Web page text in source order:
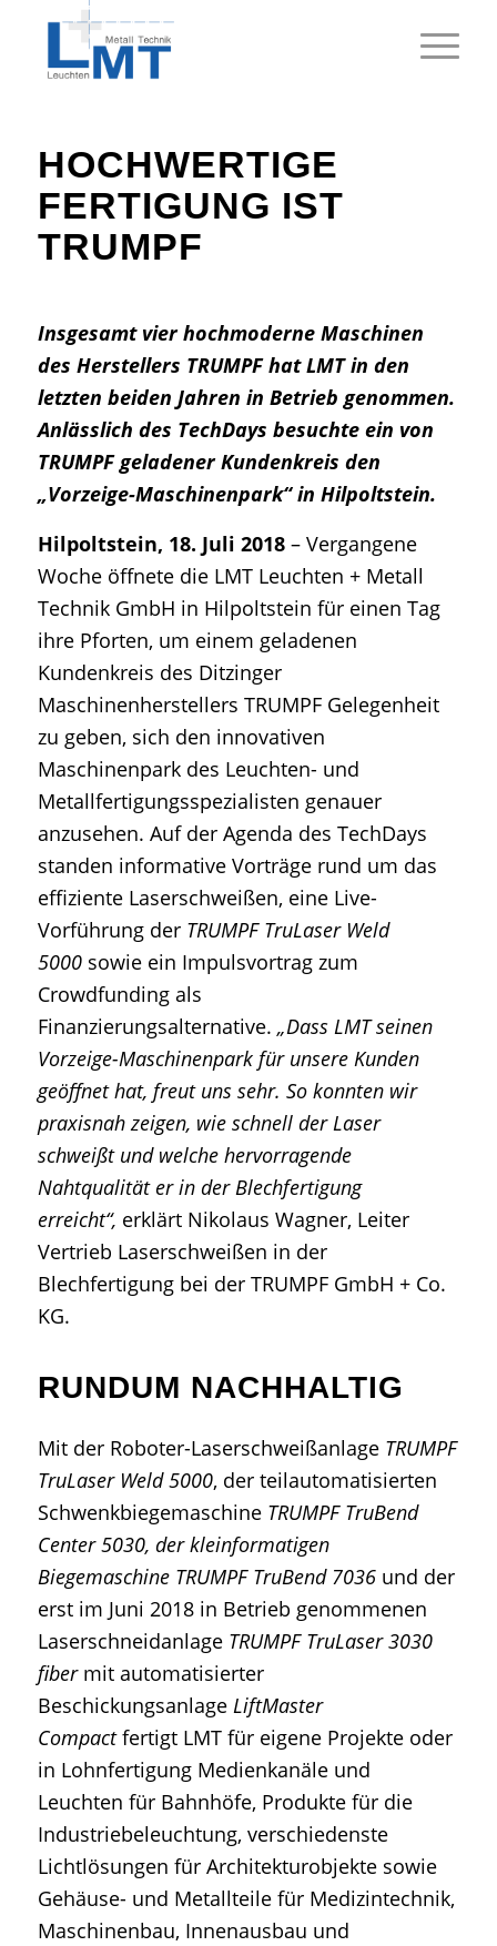
HOCHWERTIGE
FERTIGUNG IST
TRUMPF
Insgesamt vier hochmoderne Maschinen
des Herstellers TRUMPF hat LMT in den
letzten beiden Jahren in Betrieb genommen.
Anlässlich des TechDays besuchte ein von
TRUMPF geladener Kundenkreis den
„Vorzeige-Maschinenpark“ in Hilpoltstein.
Hilpoltstein, 18. Juli 2018– Vergangene
Woche öffnete die LMT Leuchten + Metall
Technik GmbH in Hilpoltstein für einen Tag
ihre Pforten, um einem geladenen
Kundenkreis des Ditzinger
Maschinenherstellers TRUMPF Gelegenheit
zu geben, sich den innovativen
Maschinenpark des Leuchten- und
Metallfertigungsspezialisten genauer
anzusehen. Auf der Agenda des TechDays
standen informative Vorträge rund um das
effiziente Laserschweißen, eine Live-
Vorführung der TRUMPF TruLaser Weld
5000sowie ein Impulsvortrag zum
Crowdfunding als
Finanzierungsalternative. „Dass LMT seinen
Vorzeige-Maschinenpark für unsere Kunden
geöffnet hat, freut uns sehr. So konnten wir
praxisnah zeigen, wie schnell der Laser
schweißt und welche hervorragende
Nahtqualität er in der Blechfertigung
erreicht“, erklärt Nikolaus Wagner, Leiter
Vertrieb Laserschweißen in der
Blechfertigung bei der TRUMPF GmbH + Co.
KG.
RUNDUM NACHHALTIG
Mit der Roboter-Laserschweißanlage TRUMPF
TruLaser Weld 5000, der teilautomatisierten
Schwenkbiegemaschine TRUMPF TruBend
Center 5030, der kleinformatigen
Biegemaschine TRUMPF TruBend 7036und der
erst im Juni 2018 in Betrieb genommenen
Laserschneidanlage TRUMPF TruLaser 3030
fibermit automatisierter
Beschickungsanlage LiftMaster
Compactfertigt LMT für eigene Projekte oder
in Lohnfertigung Medienkanäle und
Leuchten für Bahnhöfe, Produkte für die
Industriebeleuchtung, verschiedenste
Lichtlösungen für Architekturobjekte sowie
Gehäuse- und Metallteile für Medizintechnik,
Maschinenbau, Innenausbau und